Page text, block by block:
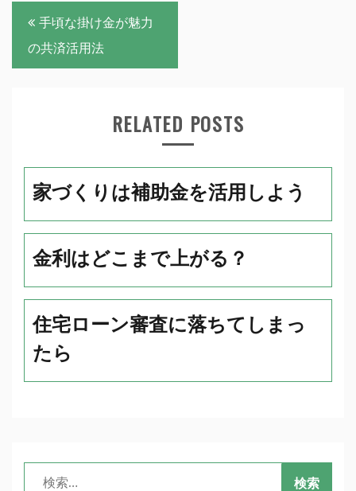
投
稿
ナ
ョ
手頃な掛け金が魅力
の共済活用法
RELATED POSTS
家づくりは補助金を活用しよう
金利はどこまで上がる？
住宅ローン審査に落ちてしまっ
たら